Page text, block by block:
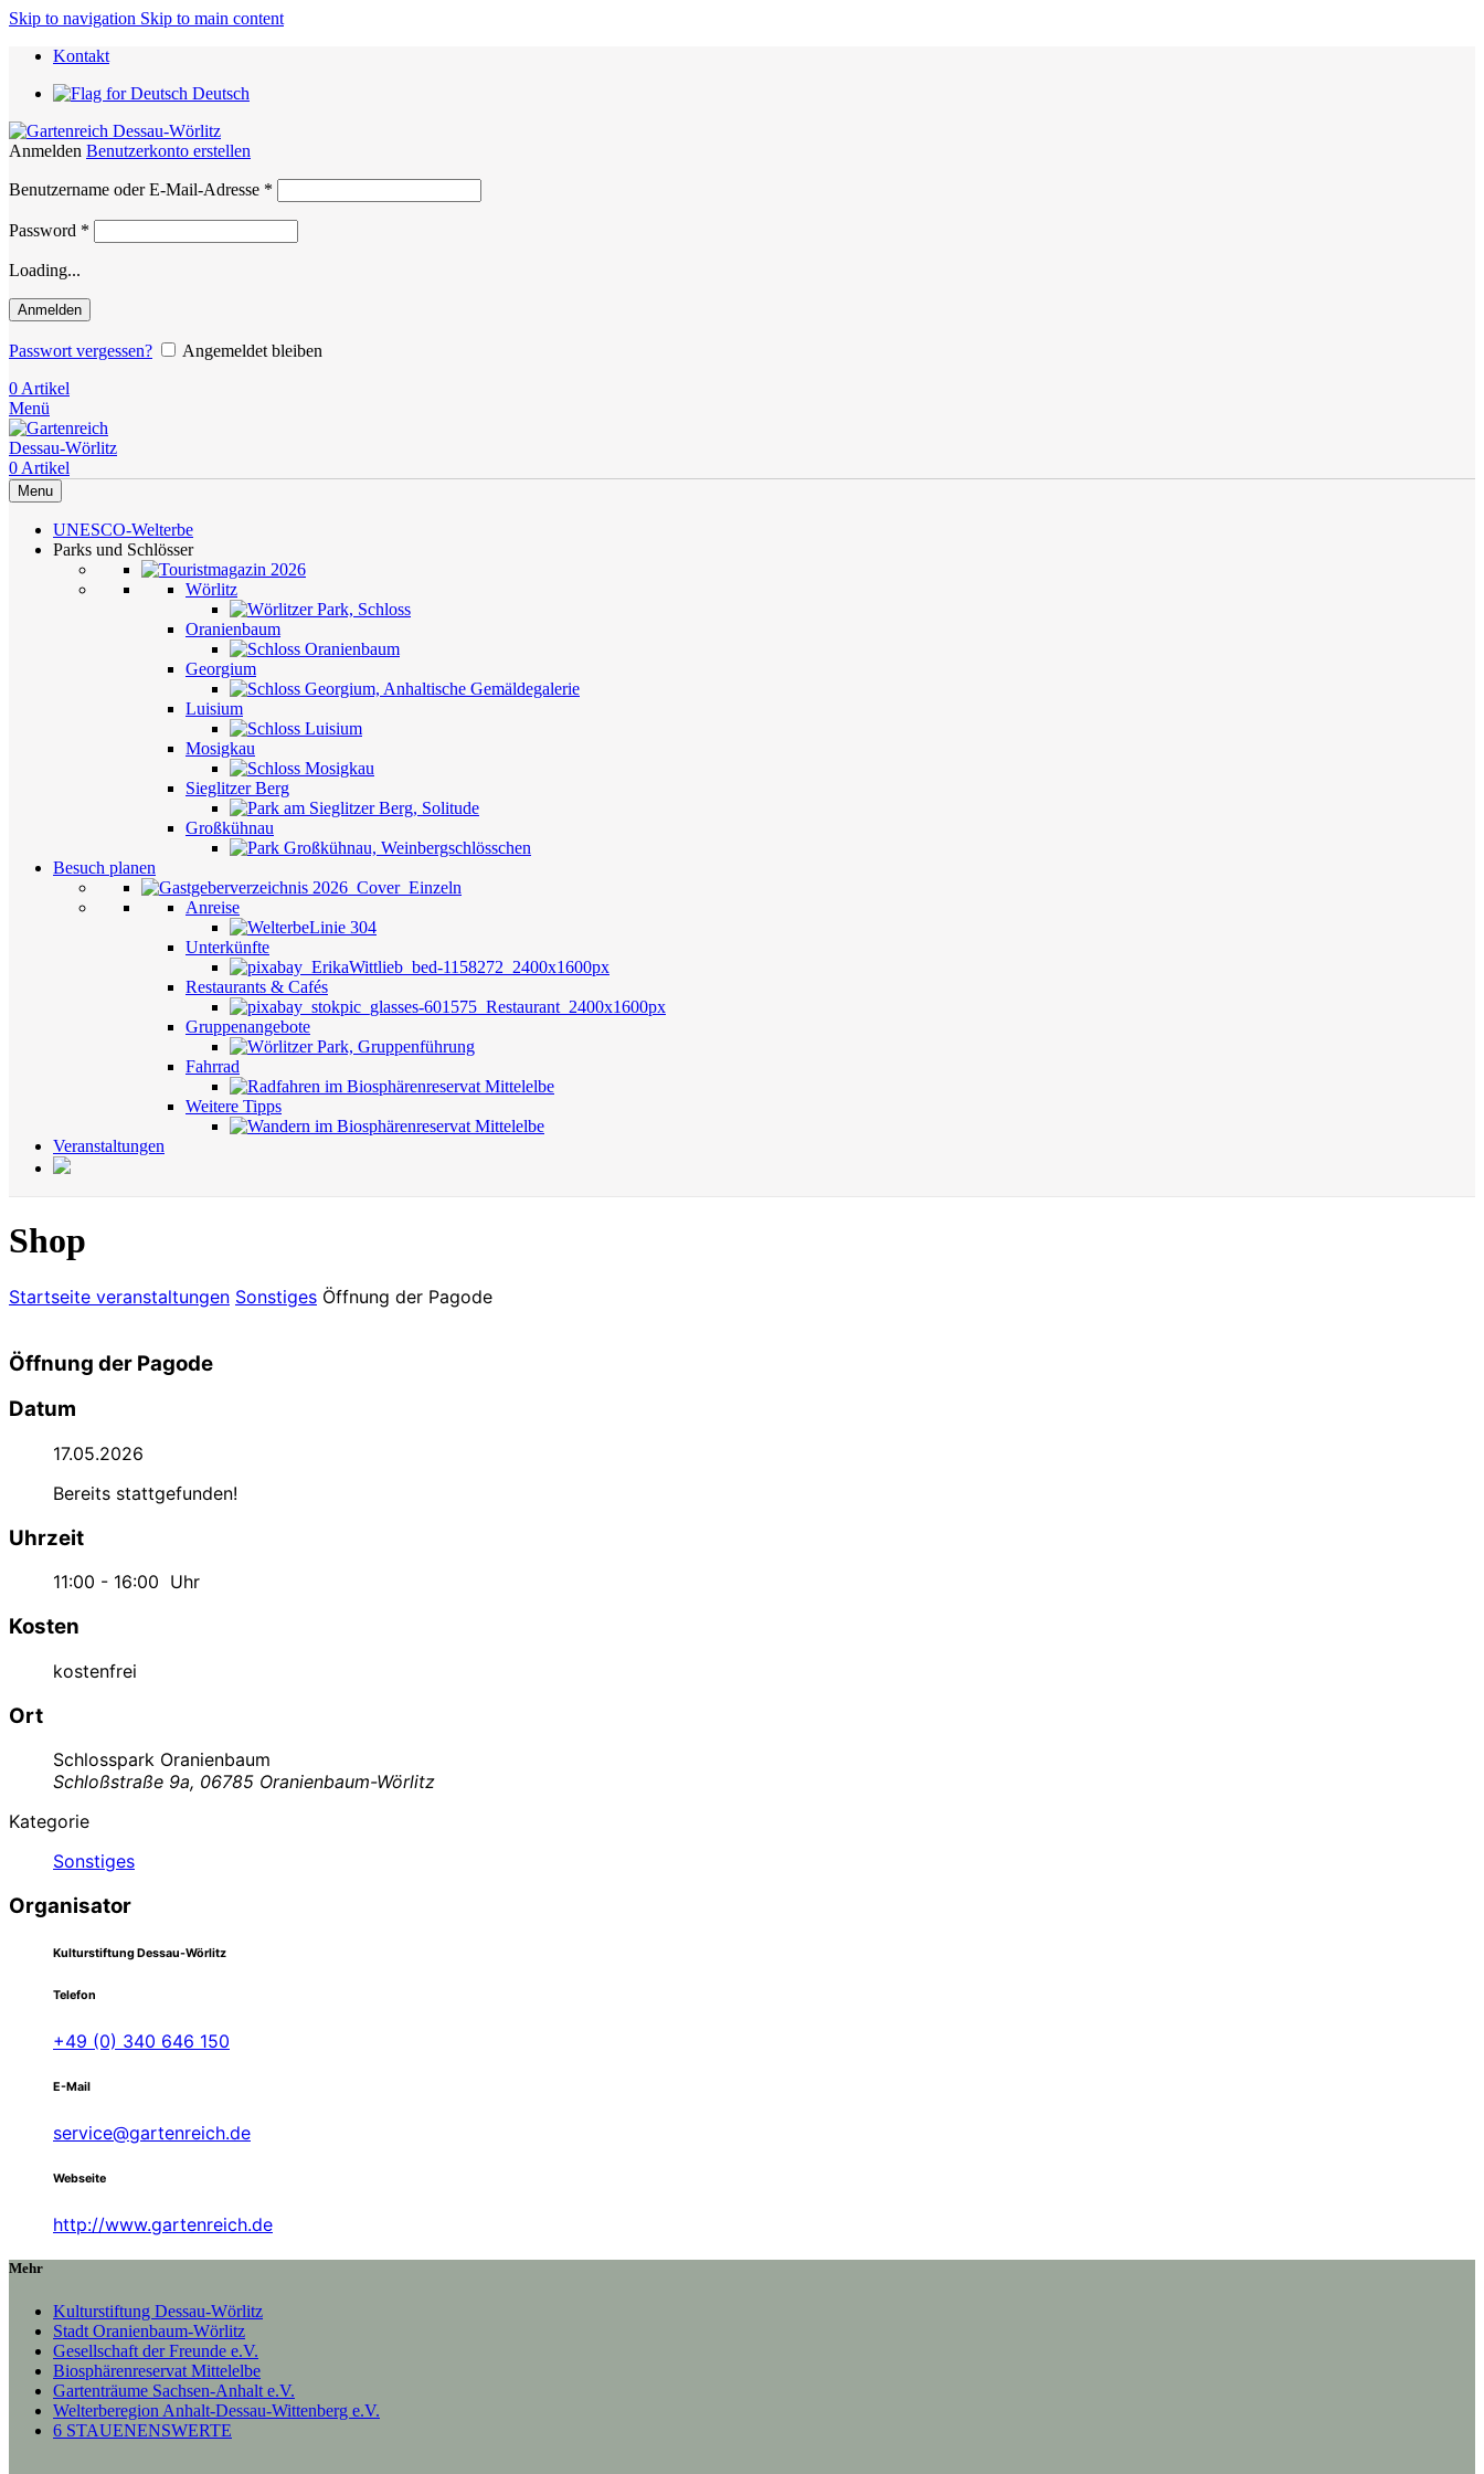
Skip to navigation Skip to main content
Kontakt
Deutsch
Anmelden Benutzerkonto erstellen
Benutzername oder E-Mail-Adresse *
Password *
Loading...
Anmelden
Passwort vergessen?
Angemeldet bleiben
0 Artikel
Menü
0 Artikel
Menu
UNESCO-Welterbe
Parks und Schlösser
Wörlitz
Oranienbaum
Georgium
Luisium
Mosigkau
Sieglitzer Berg
Großkühnau
Besuch planen
Anreise
Unterkünfte
Restaurants & Cafés
Gruppenangebote
Fahrrad
Weitere Tipps
Veranstaltungen
Shop
Startseite veranstaltungen Sonstiges Öffnung der Pagode
Öffnung der Pagode
Datum
17.05.2026
Bereits stattgefunden!
Uhrzeit
11:00 - 16:00 Uhr
Kosten
kostenfrei
Ort
Schlosspark Oranienbaum
Schloßstraße 9a, 06785 Oranienbaum-Wörlitz
Kategorie
Sonstiges
Organisator
Kulturstiftung Dessau-Wörlitz
Telefon
+49 (0) 340 646 150
E-Mail
service@gartenreich.de
Webseite
http://www.gartenreich.de
Mehr
Kulturstiftung Dessau-Wörlitz
Stadt Oranienbaum-Wörlitz
Gesellschaft der Freunde e.V.
Biosphärenreservat Mittelelbe
Gartenträume Sachsen-Anhalt e.V.
Welterberegion Anhalt-Dessau-Wittenberg e.V.
6 STAUENENSWERTE